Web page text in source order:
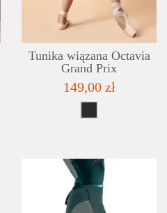
Tunika wiązana Octavia
Grand Prix
149,00 zł